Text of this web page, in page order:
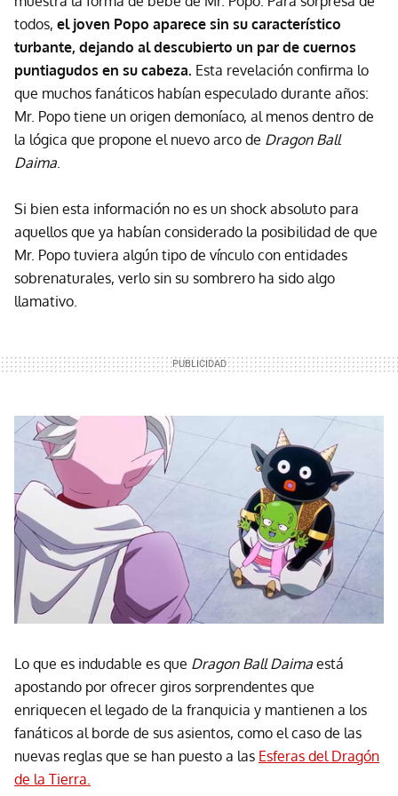
todos, el joven Popo aparece sin su característico
turbante, dejando al descubierto un par de cuernos
puntiagudos en su cabeza. Esta revelación confirma lo
que muchos fanáticos habían especulado durante años:
Mr. Popo tiene un origen demoníaco, al menos dentro de
la lógica que propone el nuevo arco de Dragon Ball
Daima.
Si bien esta información no es un shock absoluto para
aquellos que ya habían considerado la posibilidad de que
Mr. Popo tuviera algún tipo de vínculo con entidades
sobrenaturales, verlo sin su sombrero ha sido algo
llamativo.
Lo que es indudable es que Dragon Ball Daima está
apostando por ofrecer giros sorprendentes que
enriquecen el legado de la franquicia y mantienen a los
fanáticos al borde de sus asientos, como el caso de las
nuevas reglas que se han puesto a las Esferas del Dragón
de la Tierra.